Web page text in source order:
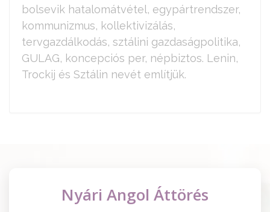
bolsevik hatalomátvétel, egypártrendszer,
kommunizmus, kollektivizálás,
tervgazdálkodás, sztálini gazdaságpolitika,
GULAG, koncepciós per, népbiztos. Lenin,
Trockij és Sztálin nevét említjük.
Nyári Angol Áttörés